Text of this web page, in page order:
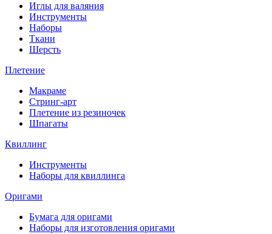
Иглы для валяния
Инструменты
Наборы
Ткани
Шерсть
Плетение
Макраме
Стринг-арт
Плетение из резиночек
Шпагаты
Квиллинг
Инструменты
Наборы для квиллинга
Оригами
Бумага для оригами
Наборы для изготовления оригами